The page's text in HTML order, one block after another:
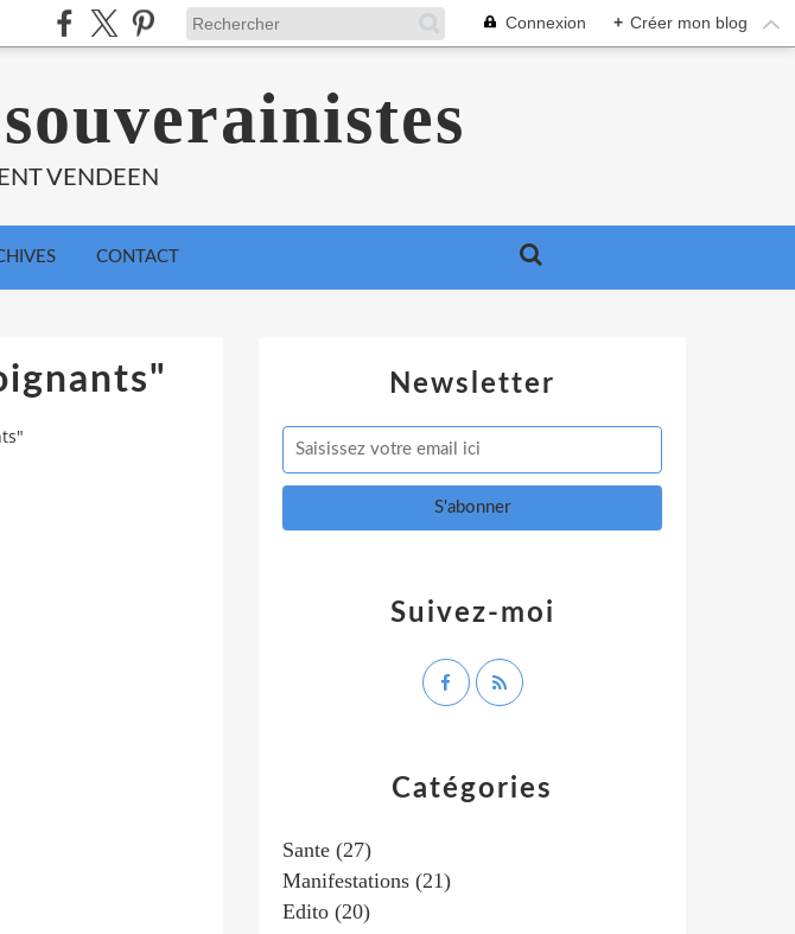
Connexion + Créer mon blog
VENDEEN
CONTACT
Newsletter
Catégories
Sante (27)
Manifestations (21)
Edito (20)
Suivez-moi